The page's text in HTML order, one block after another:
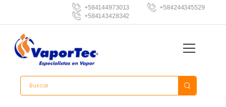
+584144973013
+584244345529
+584143428342